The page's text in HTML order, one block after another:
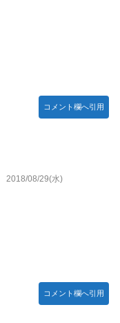
コメント欄へ引用
2018/08/29(水)
コメント欄へ引用